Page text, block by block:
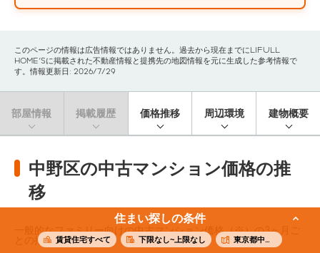
住まい探しの条件
賃貸住宅すべて 下限なし~上限なし 東京都中野区
このページの情報は広告情報ではありません。過去から現在までにLIFULL
HOME'Sに掲載された不動産情報と提携先の地図情報を元に生成した参考情報で
す。情報更新日: 2026/7/29
部屋情報 掲載履歴 価格推移 周辺環境 建物概要
中野区の中古マンション価格の推
移
一般的なファミリー向けの中古マンション価格（※）の3ヶ月ご
との推移です。